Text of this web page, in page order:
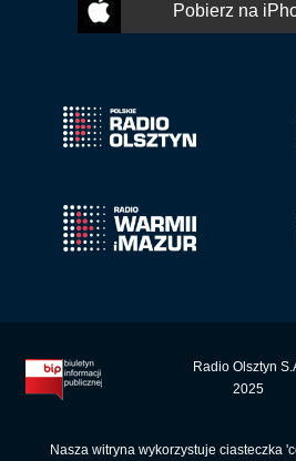
Pobierz na
Radio Olsztyn
2025
Nasza witryna wykorzystuje ciasteczka